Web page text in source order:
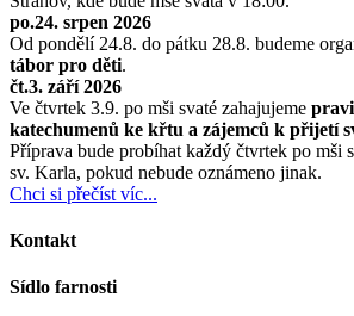
po.24. srpen 2026
Od pondělí 24.8. do pátku 28.8. budeme
tábor pro děti.
čt.3. září 2026
Ve čtvrtek 3.9. po mši svaté zahajujeme
katechumenů ke křtu a zájemců k přijetí
Příprava bude probíhat každý čtvrtek po mši
sv. Karla, pokud nebude oznámeno jinak.
Chci si přečíst víc...
Kontakt
Sídlo farnosti